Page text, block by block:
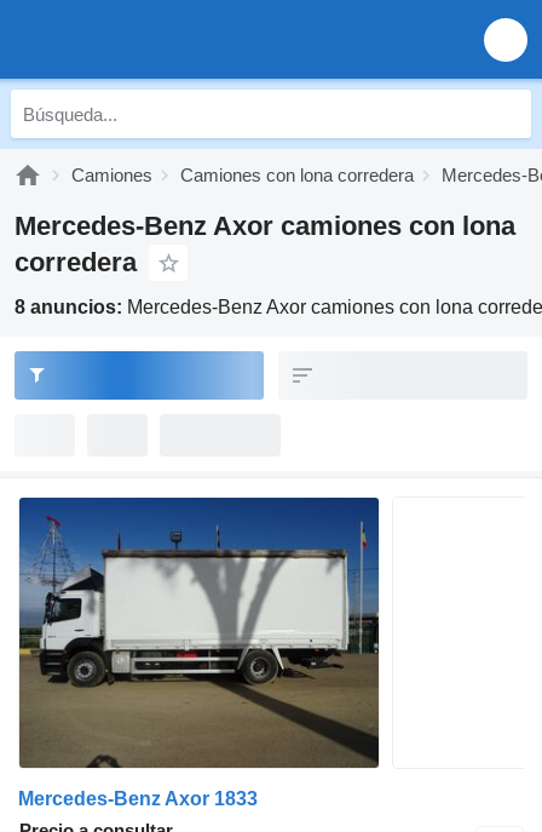
Camiones Camiones con lona corredera Mercedes-
Mercedes-Benz Axor camiones con lona
corredera
8 anuncios: Mercedes-Benz Axor camiones con lona
Mercedes-Benz Axor 1833